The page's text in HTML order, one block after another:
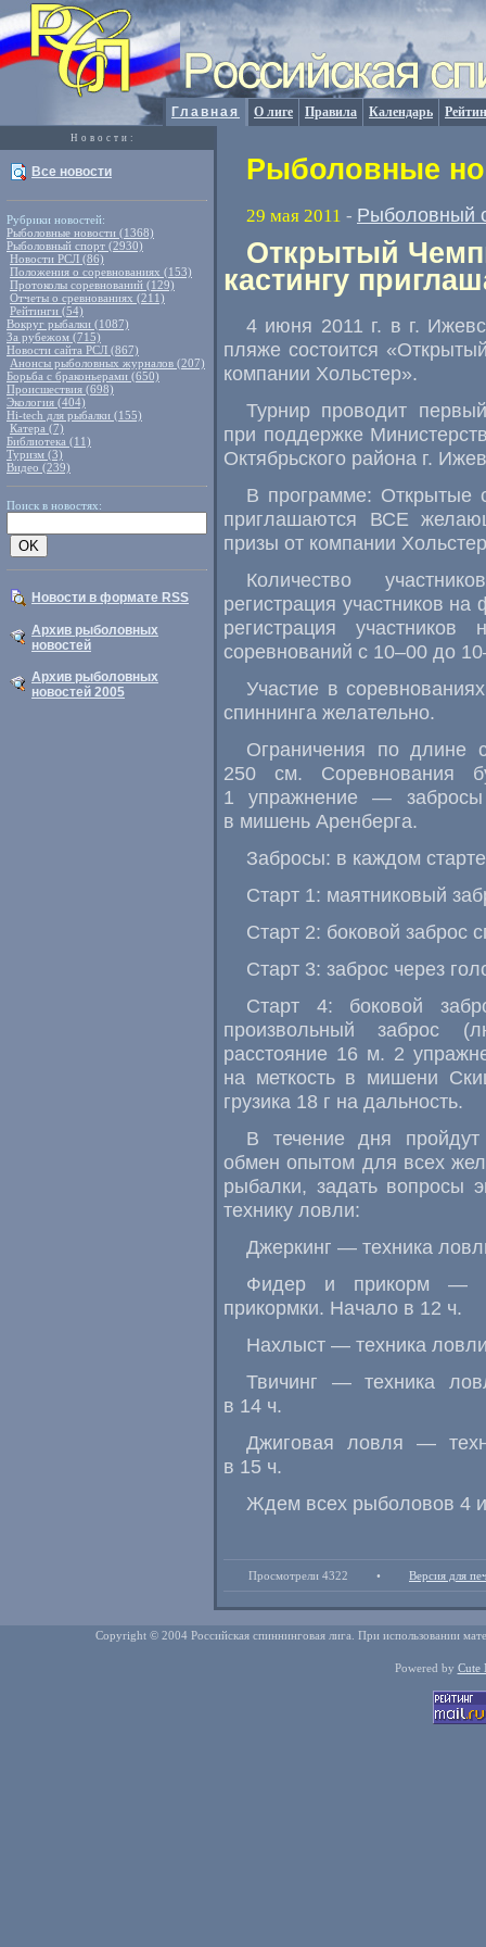
Главная О лиге Правила Календарь
Новости:
Все новости
Рубрики новостей:
Рыболовные новости (1368)
Рыболовный спорт (2930)
Новости РСЛ (86)
Положения о соревнованиях (153)
Протоколы соревнований (129)
Отчеты о сревнованиях (211)
Рейтинги (54)
Вокруг рыбалки (1087)
За рубежом (715)
Новости сайта РСЛ (867)
Анонсы рыболовных журналов (207)
Борьба с браконьерами (650)
Происшествия (698)
Экология (404)
Hi-tech для рыбалки (155)
Катера (7)
Библиотека (11)
Туризм (3)
Видео (239)
Поиск в новостях:
Новости в формате RSS
Архив рыболовных
новостей
Архив рыболовных
новостей 2005
Рыболовные
29 мая 2011 - Рыболовный
Открытый
кастингу
4 июня 2011 г. в г.
пляже состоится
компании Хольстер».
Турнир проводит
при поддержке
Октябрьского района г.
В программе: Открытые
приглашаются ВСЕ
призы от компании
Количество
регистрация участников
регистрация
соревнований с 10–00 до
Участие в
спиннинга желательно.
Ограничения по длине
250 см. Соревнования
1 упражнение — забросы
в мишень Аренберга.
Забросы: в каждом
Старт 1: маятниковый
Старт 2: боковой заброс
Старт 3: заброс через
Старт 4: боковой
произвольный заброс
расстояние 16 м. 2
на меткость в мишени
грузика 18 г на дальность.
В течение дня
обмен опытом для всех
рыбалки, задать вопросы
технику ловли:
Джеркинг — техника
Фидер и прикорм —
прикормки. Начало в 12 ч.
Нахлыст — техника
Твичинг — техника
в 14 ч.
Джиговая ловля —
в 15 ч.
Ждем всех рыболовов 4
Просмотрели 4322 • Версия для
Copyright © 2004 Российская спиннинговая лига. При использовании
Powered by Cute